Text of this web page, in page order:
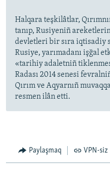
Halqara teşkilâtlar,
tanıp, Rusiyeniñ
devletleri bir sıra iqtisadiy
Rusiye, yarımadanı işğal
«tarihiy adaletniñ
Radası 2014 senesi
Qırım ve Aqyarnıñ
resmen ilân etti.
Paylaşmaq VPN-siz